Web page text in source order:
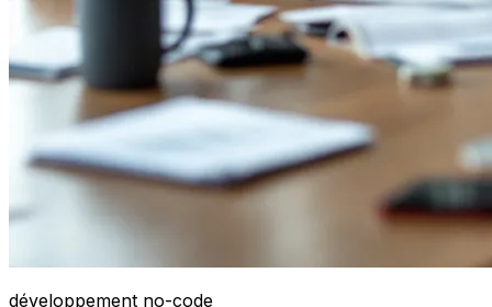
développement no-code